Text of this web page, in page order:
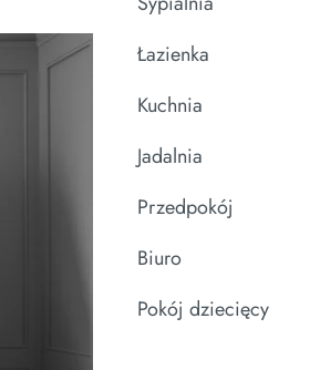
Łazienka
Kuchnia
Jadalnia
Przedpokój
Biuro
Pokój dziecięcy